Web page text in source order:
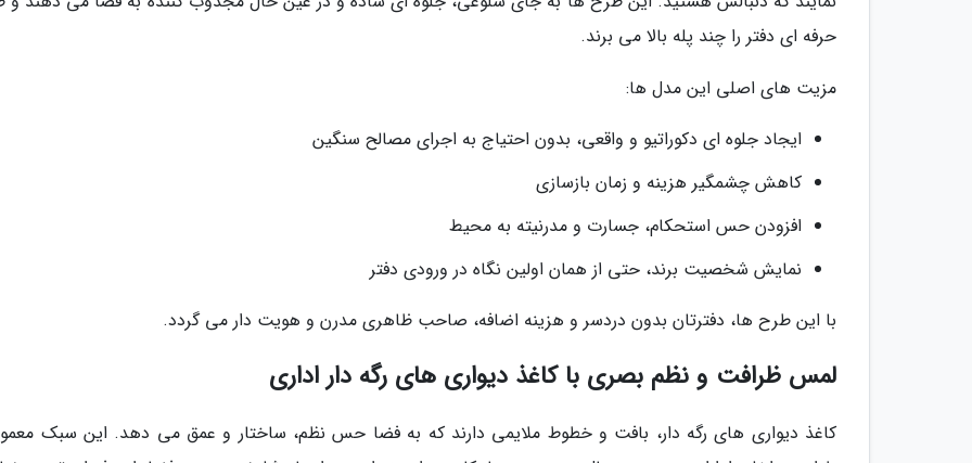
حرفه ای دفتر را چند پله بالا می برند.
مزیت های اصلی این مدل ها:
ایجاد جلوه ای دکوراتیو و واقعی، بدون احتیاج به اجرای مصالح سنگین
کاهش چشمگیر هزینه و زمان بازسازی
افزودن حس استحکام، جسارت و مدرنیته به محیط
نمایش شخصیت برند، حتی از همان اولین نگاه در ورودی دفتر
با این طرح ها، دفترتان بدون دردسر و هزینه اضافه، صاحب ظاهری مدرن و هویت دار می گردد.
لمس ظرافت و نظم بصری با کاغذ دیواری های رگه دار اداری
کاغذ دیواری های رگه دار، بافت و خطوط ملایمی دارند که به فضا حس نظم، ساختار و عمق می دهد. این سبک